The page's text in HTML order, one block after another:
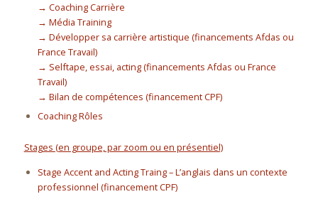
→ Coaching Carrière
→ Média Training
→ Développer sa carrière artistique (financements Afdas ou
France Travail)
→ Selftape, essai, acting (financements Afdas ou France
Travail)
→ Bilan de compétences (financement CPF)
Coaching Rôles
Stages (en groupe, par zoom ou en présentiel)
Stage Accent and Acting Traing – L’anglais dans un contexte
professionnel (financement CPF)